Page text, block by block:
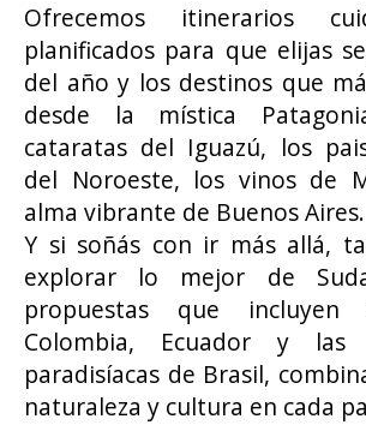
Ofrecemos itinerarios
planificados para que elijas
del año y los destinos que
desde la mística
cataratas del Iguazú, los
del Noroeste, los vinos de
alma vibrante de Buenos Aires.
Y si soñás con ir más allá,
explorar lo mejor de
propuestas que incluyen
Colombia, Ecuador y las
paradisíacas de Brasil,
naturaleza y cultura en cada